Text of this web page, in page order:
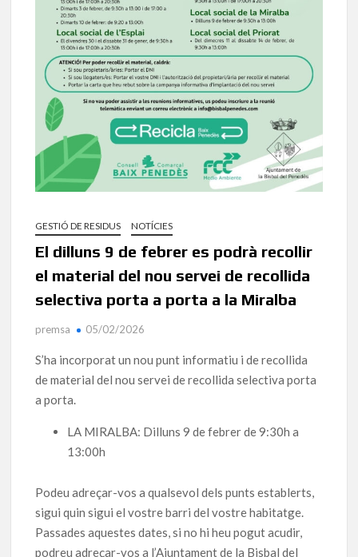
GESTIÓ DE RESIDUS NOTÍCIES
El dilluns 9 de febrer es podrà recollir
el material del nou servei de recollida
selectiva porta a porta a la Miralba
premsa 05/02/2026
S’ha incorporat un nou punt informatiu i de recollida
de material del nou servei de recollida selectiva porta
a porta.
LA MIRALBA: Dilluns 9 de febrer de 9:30h a
13:00h
Podeu adreçar-vos a qualsevol dels punts establerts,
sigui quin sigui el vostre barri del vostre habitatge.
Passades aquestes dates, si no hi heu pogut acudir,
podreu adreçar-vos a l’Ajuntament de la Bisbal del